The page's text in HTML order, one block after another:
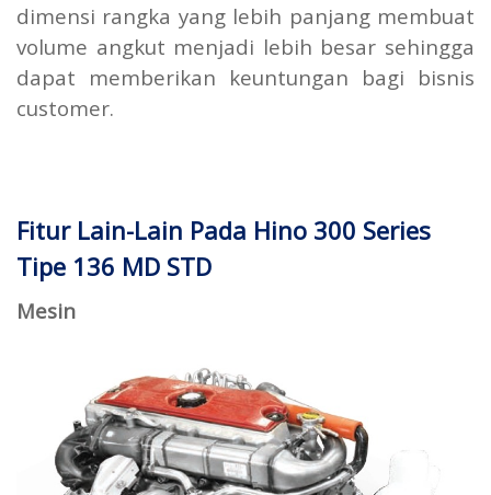
dimensi rangka yang lebih panjang membuat
volume angkut menjadi lebih besar sehingga
dapat memberikan keuntungan bagi bisnis
customer.
Fitur Lain-Lain Pada Hino 300 Series
Tipe 136 MD STD
Mesin